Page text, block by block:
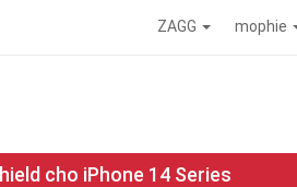
ZAGG mophie
cho iPhone 14 Series